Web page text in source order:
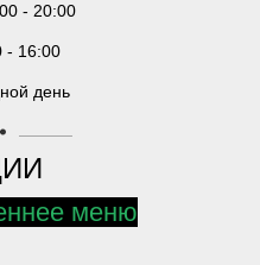
- 20:00
- 16:00
день
меню